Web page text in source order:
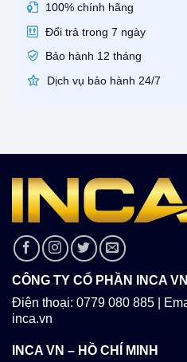
100% chính hãng
Đổi trả trong 7 ngày
Bảo hành 12 tháng
Dịch vụ bảo hành 24/7
CÔNG TY CỔ PHẦN INCA VN
Điện thoại: 0779 080 885 |
inca.vn
INCA VN – HỒ CHÍ MINH